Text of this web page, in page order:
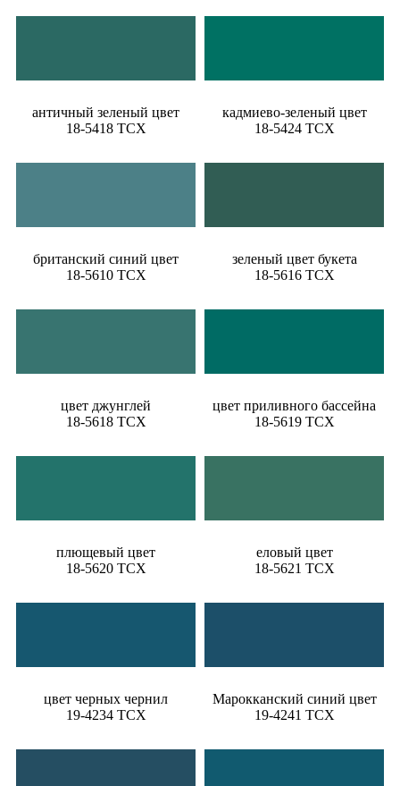
античный зеленый цвет
18-5418 TCX
кадмиево-зеленый цвет
18-5424 TCX
британский синий цвет
18-5610 TCX
зеленый цвет букета
18-5616 TCX
цвет джунглей
18-5618 TCX
цвет приливного бассейна
18-5619 TCX
плющевый цвет
18-5620 TCX
еловый цвет
18-5621 TCX
цвет черных чернил
19-4234 TCX
Марокканский синий цвет
19-4241 TCX